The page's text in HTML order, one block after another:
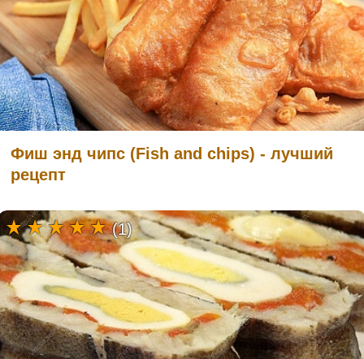
Фиш энд чипс (Fish and chips) - лучший
рецепт
(1)